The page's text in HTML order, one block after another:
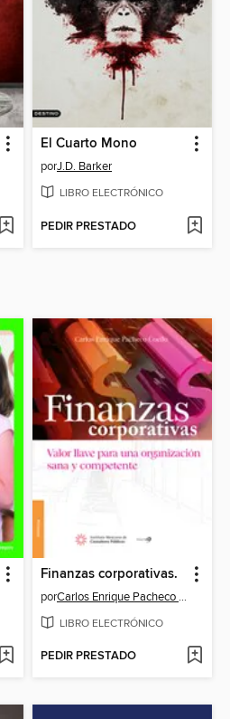
El Cuarto Mono
porJ.D. Barker
LIBRO ELECTRÓNICO
PEDIR PRESTADO
Finanzas corporativas.
por Carlos Enrique Pacheco Coello
LIBRO ELECTRÓNICO
PEDIR PRESTADO